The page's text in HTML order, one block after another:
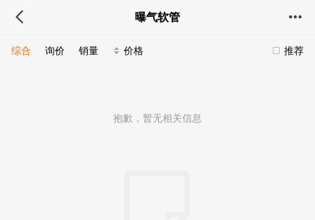
曝气软管
推荐
综合 询价 销量 价格
抱歉，暂无相关信息